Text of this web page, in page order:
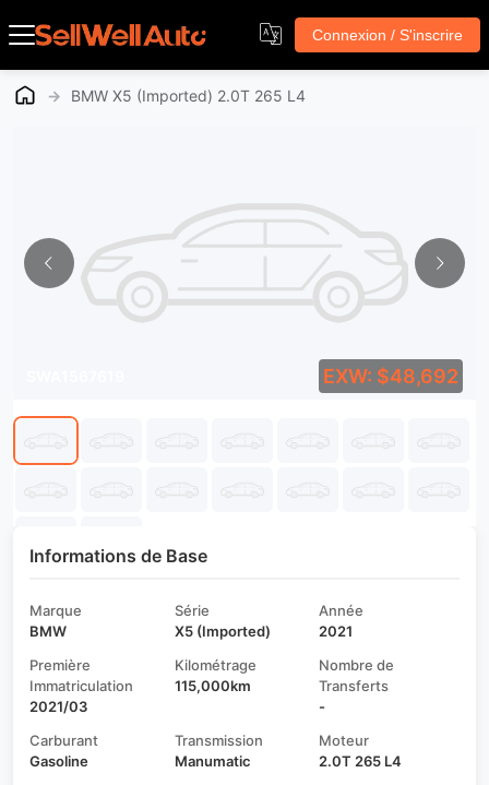
Connexion / S'inscrire
→ BMW X5 (Imported) 2.0T 265 L4
EXW: $48,692
Informations de Base
Marque
BMW
Série
X5 (Imported)
Année
2021
Première
Immatriculation
2021/03
Kilométrage
115,000km
Nombre de
Transferts
-
Carburant
Gasoline
Transmission
Manumatic
Moteur
2.0T 265 L4